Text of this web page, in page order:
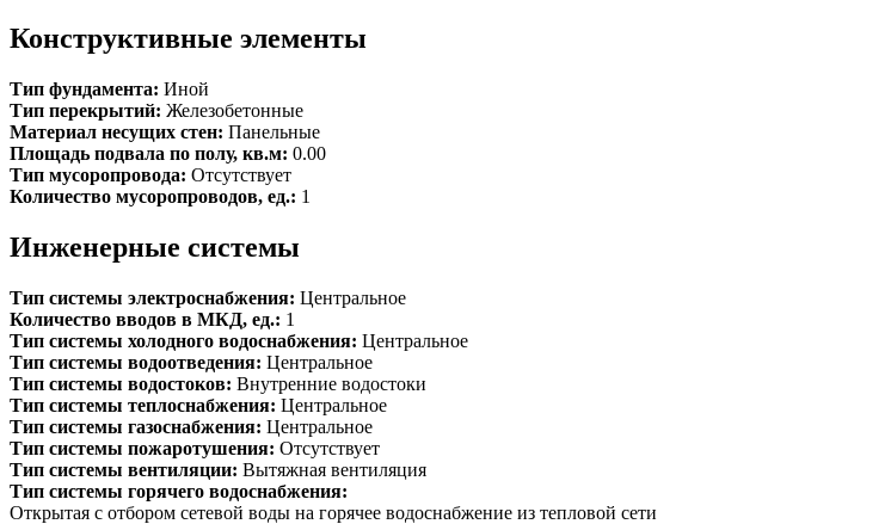
Конструктивные элементы
Тип фундамента: Иной
Тип перекрытий: Железобетонные
Материал несущих стен: Панельные
Площадь подвала по полу, кв.м: 0.00
Тип мусоропровода: Отсутствует
Количество мусоропроводов, ед.: 1
Инженерные системы
Тип системы электроснабжения: Центральное
Количество вводов в МКД, ед.: 1
Тип системы холодного водоснабжения: Центральное
Тип системы водоотведения: Центральное
Тип системы водостоков: Внутренние водостоки
Тип системы теплоснабжения: Центральное
Тип системы газоснабжения: Центральное
Тип системы пожаротушения: Отсутствует
Тип системы вентиляции: Вытяжная вентиляция
Тип системы горячего водоснабжения:
Открытая с отбором сетевой воды на горячее водоснабжение из тепловой сети